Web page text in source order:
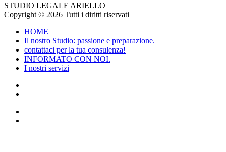
STUDIO LEGALE ARIELLO
Copyright © 2026 Tutti i diritti riservati
HOME
Il nostro Studio: passione e preparazione.
contattaci per la tua consulenza!
INFORMATO CON NOI.
I nostri servizi